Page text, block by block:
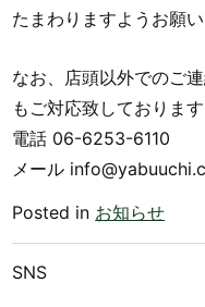
たまわりますようお願い
なお、店頭以外でのご
もご対応致しております
電話 06-6253-6110
メール
Posted in お知らせ
SNS